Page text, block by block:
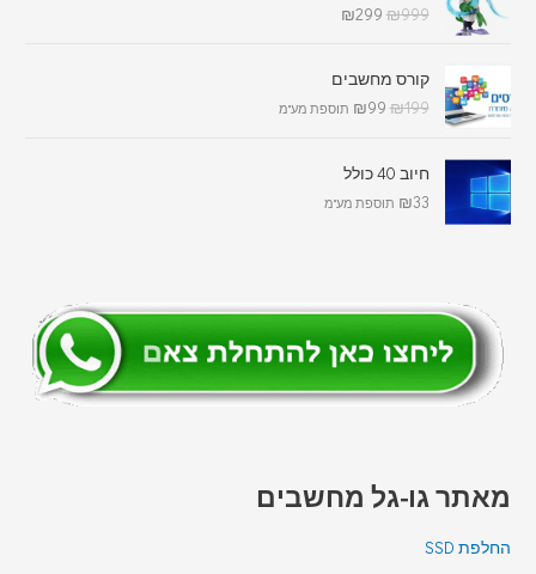
₪999
₪299
קורס מחשבים
₪199
₪99 תוספת מע"מ
חיוב 40 כולל
₪33 תוספת מע"מ
מאתר גו-גל מחשבים
החלפת SSD